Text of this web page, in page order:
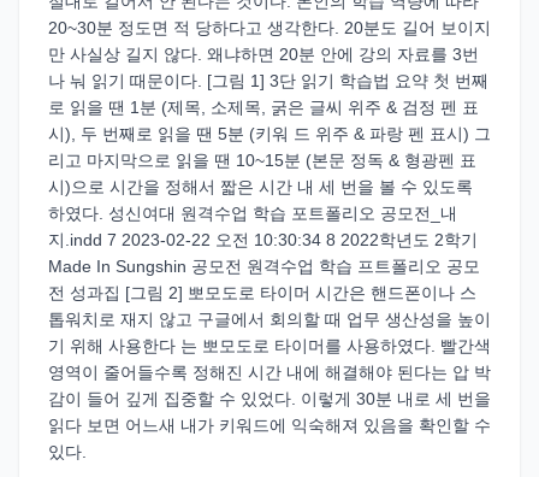
20~30분 정도면 적 당하다고 생각한다. 20분도 길어 보이지
만 사실상 길지 않다. 왜냐하면 20분 안에 강의 자료를 3번
나 눠 읽기 때문이다. [그림 1] 3단 읽기 학습법 요약 첫 번째
로 읽을 땐 1분 (제목, 소제목, 굵은 글씨 위주 & 검정 펜 표
시), 두 번째로 읽을 땐 5분 (키워 드 위주 & 파랑 펜 표시) 그
리고 마지막으로 읽을 땐 10~15분 (본문 정독 & 형광펜 표
시)으로 시간을 정해서 짧은 시간 내 세 번을 볼 수 있도록
하였다. 성신여대 원격수업 학습 포트폴리오 공모전_내
지.indd 7 2023-02-22 오전 10:30:34 8 2022학년도 2학기
Made In Sungshin 공모전 원격수업 학습 프트폴리오 공모
전 성과집 [그림 2] 뽀모도로 타이머 시간은 핸드폰이나 스
톱워치로 재지 않고 구글에서 회의할 때 업무 생산성을 높이
기 위해 사용한다 는 뽀모도로 타이머를 사용하였다. 빨간색
영역이 줄어들수록 정해진 시간 내에 해결해야 된다는 압 박
감이 들어 깊게 집중할 수 있었다. 이렇게 30분 내로 세 번을
읽다 보면 어느새 내가 키워드에 익숙해져 있음을 확인할 수
있다.